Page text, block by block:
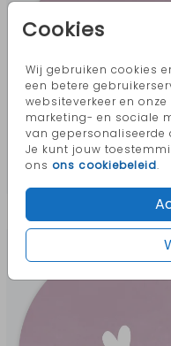
Cookies
Wij gebruiken cookies
een betere
websiteverkeer en
marketing- en sociale
van gepersonaliseerde
Je kunt jouw
ons ons cookiebeleid.
Meer in deze